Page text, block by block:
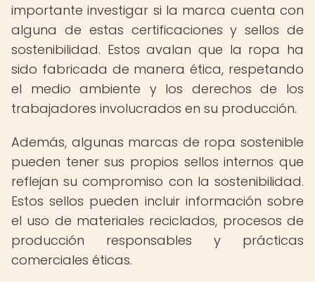
importante investigar si la marca cuenta con
alguna de estas certificaciones y sellos de
sostenibilidad. Estos avalan que la ropa ha
sido fabricada de manera ética, respetando
el medio ambiente y los derechos de los
trabajadores involucrados en su producción.
Además, algunas marcas de ropa sostenible
pueden tener sus propios sellos internos que
reflejan su compromiso con la sostenibilidad.
Estos sellos pueden incluir información sobre
el uso de materiales reciclados, procesos de
producción responsables y prácticas
comerciales éticas.